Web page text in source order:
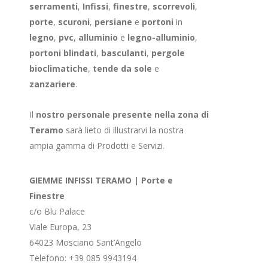
serramenti, Infissi, finestre, scorrevoli,
porte, scuroni, persiane e portoni in
legno, pvc, alluminio e legno-alluminio,
portoni blindati, basculanti, pergole
bioclimatiche, tende da sole e
zanzariere.
Il nostro personale presente nella zona di
Teramo sarà lieto di illustrarvi la nostra
ampia gamma di Prodotti e Servizi.
GIEMME INFISSI TERAMO | Porte e
Finestre
c/o Blu Palace
Viale Europa, 23
64023 Mosciano Sant’Angelo
Telefono: +39 085 9943194